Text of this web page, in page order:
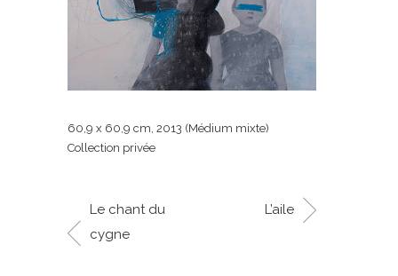
60,9 x 60,9 cm, 2013 (Médium mixte)
Collection privée
L’aile
Le chant du
cygne